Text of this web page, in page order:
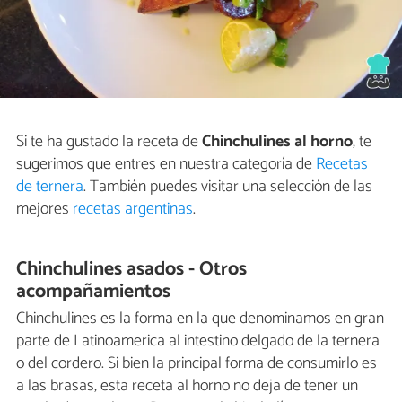
Si te ha gustado la receta deChinchulines al horno, te
sugerimos que entres en nuestra categoría deRecetas
de ternera. También puedes visitar una selección de las
mejores recetas argentinas.
Chinchulines asados - Otros
acompañamientos
Chinchulines es la forma en la que denominamos en gran
parte de Latinoamerica al intestino delgado de la ternera
o del cordero. Si bien la principal forma de consumirlo es
a las brasas, esta receta al horno no deja de tener un